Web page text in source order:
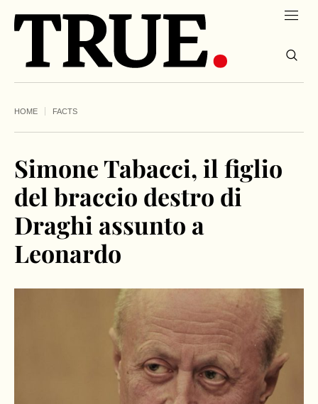
HOME FACTS
Simone Tabacci, il figlio
del braccio destro di
Draghi assunto a
Leonardo